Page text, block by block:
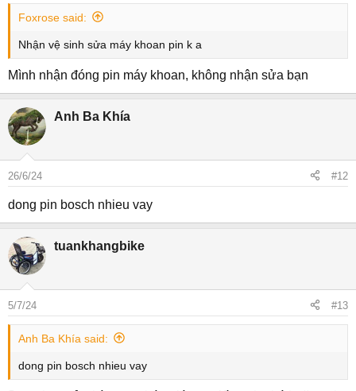
s
Foxrose said:
Nhận vệ sinh sửa máy khoan pin k a
Mình nhận đóng pin máy khoan, không nhận sửa bạn
Anh Ba Khía
26/6/24 #12
dong pin bosch nhieu vay
tuankhangbike
5/7/24 #13
Anh Ba Khía said:
dong pin bosch nhieu vay